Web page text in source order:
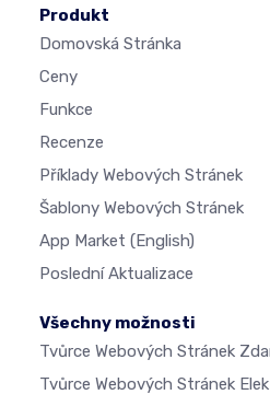
Produkt
Domovská Stránka
Ceny
Funkce
Recenze
Příklady Webových Stránek
Šablony Webových Stránek
App Market (English)
Poslední Aktualizace
Všechny možnosti
Tvůrce Webových Stránek
Tvůrce Webových Stránek